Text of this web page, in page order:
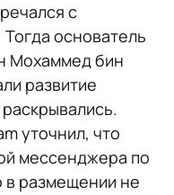
с
основатель
Мохаммед бин
развитие
уточнил, что
мессенджера по
в размещении не